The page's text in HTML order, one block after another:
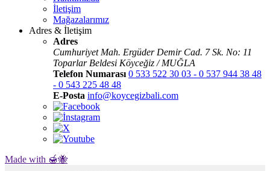
İletişim
Mağazalarımız
Adres & İletişim
Adres
Cumhuriyet Mah. Ergüder Demir Cad. 7 Sk. No: 11
Toparlar Beldesi Köyceğiz / MUĞLA
Telefon Numarası 0 533 522 30 03 - 0 537 944 38 48
- 0 543 225 48 48
E-Posta info@koycegizbali.com
Made with 🍯🐝